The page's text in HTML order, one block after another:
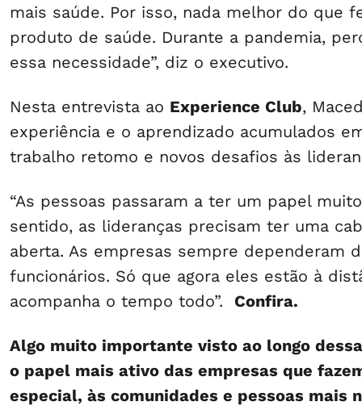
mais saúde. Por isso, nada melhor do que
produto de saúde. Durante a pandemia,
essa necessidade”, diz o executivo.
Nesta entrevista ao Experience Club,
experiência e o aprendizado acumulados
trabalho retomo e novos desafios às
“As pessoas passaram a ter um papel
sentido, as lideranças precisam ter uma
aberta. As empresas sempre dependeram
funcionários. Só que agora eles estão à
acompanha o tempo todo”. Confira.
Algo muito importante visto ao longo
o papel mais ativo das empresas que
especial, às comunidades e pessoas mais